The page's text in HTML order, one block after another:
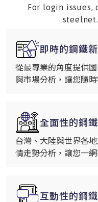
For login issues,
即時的鋼鐵
從最專業的角度提供
與市場分析，讓您隨
全面性的鋼
台灣、大陸與世界各
情走勢分析，讓您一
互動性的鋼